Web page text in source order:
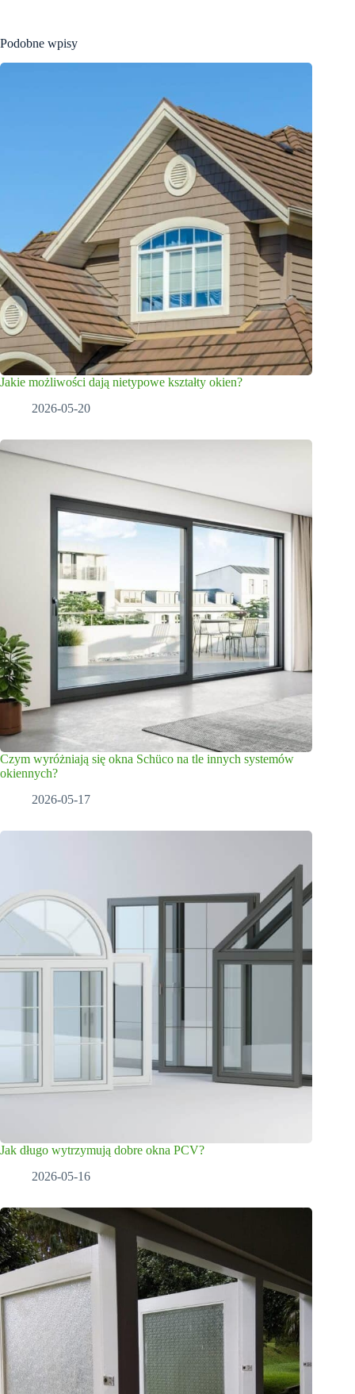
Podobne wpisy
Jakie możliwości dają nietypowe kształty okien?
2026-05-20
Czym wyróżniają się okna Schüco na tle innych systemów
okiennych?
2026-05-17
Jak długo wytrzymują dobre okna PCV?
2026-05-16